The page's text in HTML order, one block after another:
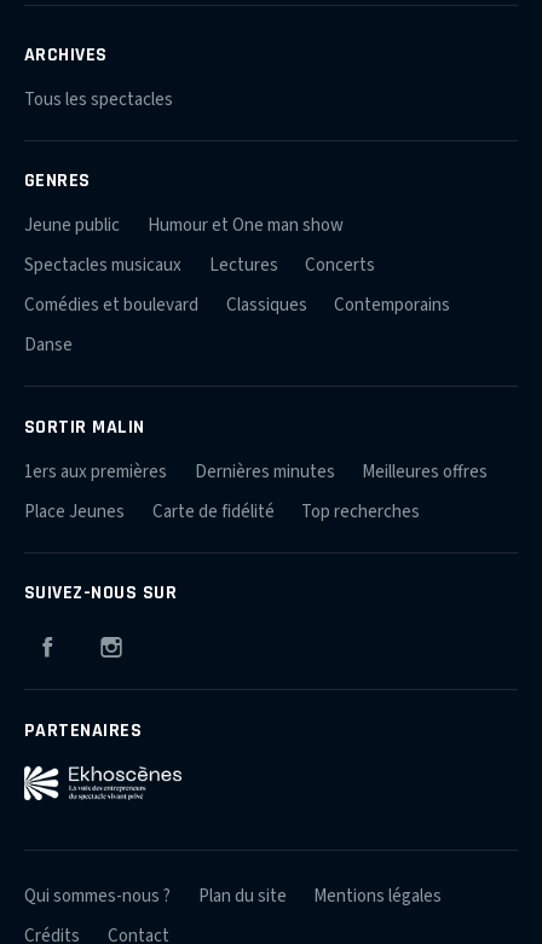
ARCHIVES
Tous les spectacles
GENRES
Jeune public
Humour et One man show
Spectacles musicaux
Lectures
Concerts
Comédies et boulevard
Classiques
Contemporains
Danse
SORTIR MALIN
1ers aux premières Dernières minutes
Meilleures offres
Place Jeunes
Carte de fidélité Top recherches
SUIVEZ-NOUS SUR
Facebook
PARTENAIRES
Qui sommes-nous ? Plan du site
Mentions légales
Crédits
Contact